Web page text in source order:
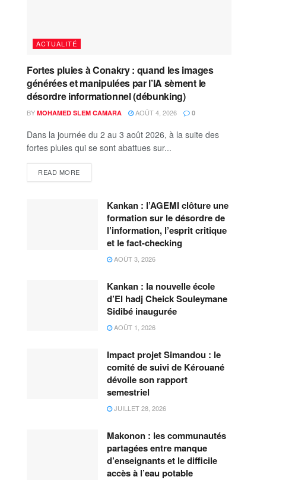
ACTUALITÉ
Fortes pluies à Conakry : quand les images
générées et manipulées par l’IA sèment le
désordre informationnel (débunking)
BY MOHAMED SLEM CAMARA AOÛT 4, 2026 0
Dans la journée du 2 au 3 août 2026, à la suite des
fortes pluies qui se sont abattues sur...
READ MORE
Kankan : l’AGEMI clôture une
formation sur le désordre de
l’information, l’esprit critique
et le fact-checking
AOÛT 3, 2026
Kankan : la nouvelle école
d’El hadj Cheick Souleymane
Sidibé inaugurée
AOÛT 1, 2026
Impact projet Simandou : le
comité de suivi de Kérouané
dévoile son rapport
semestriel
JUILLET 28, 2026
Makonon : les communautés
partagées entre manque
d’enseignants et le difficile
accès à l’eau potable